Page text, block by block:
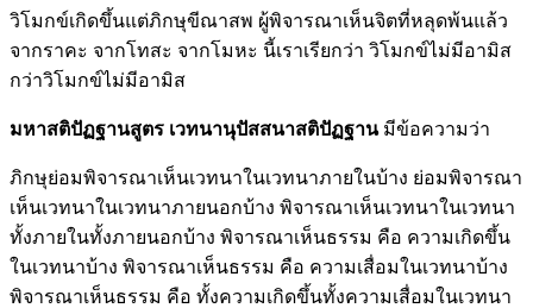
วิโมกข์เกิดขึ้นแต่ภิกษุขีณาสพ ผู้พิจารณาเห็นจิตที่หลุดพ้นแล้ว
จากราคะ จากโทสะ จากโมหะ นี้เราเรียกว่า วิโมกข์ไม่มีอามิส
กว่าวิโมกข์ไม่มีอามิส
มหาสติปัฏฐานสูตร เวทนานุปัสสนาสติปัฏฐาน มีข้อความว่า
ภิกษุย่อมพิจารณาเห็นเวทนาในเวทนาภายในบ้าง ย่อมพิจารณา
เห็นเวทนาในเวทนาภายนอกบ้าง พิจารณาเห็นเวทนาในเวทนา
ทั้งภายในทั้งภายนอกบ้าง พิจารณาเห็นธรรม คือ ความเกิดขึ้น
ในเวทนาบ้าง พิจารณาเห็นธรรม คือ ความเสื่อมในเวทนาบ้าง
พิจารณาเห็นธรรม คือ ทั้งความเกิดขึ้นทั้งความเสื่อมในเวทนา